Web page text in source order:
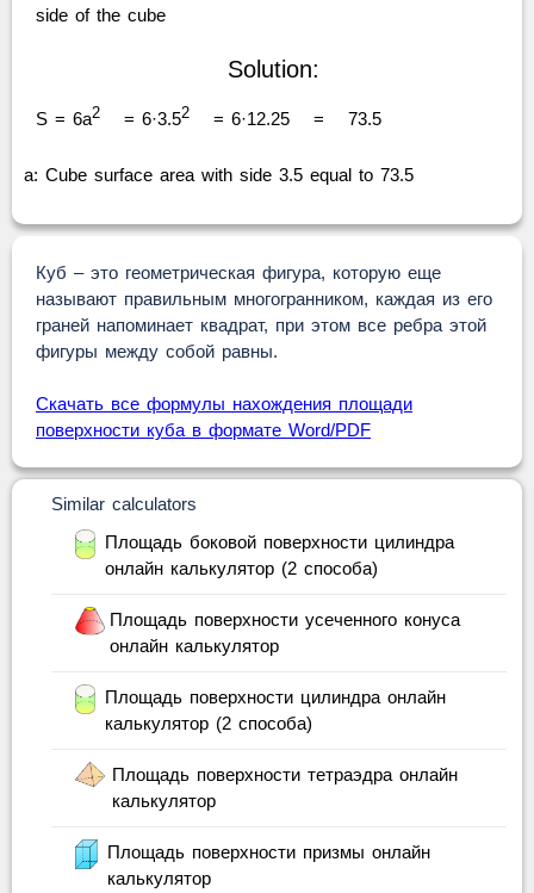
side of the cube
Solution:
S = 6a2 = 6·3.52 = 6·12.25 = 73.5
a: Cube surface area with side 3.5 equal to 73.5
Куб – это геометрическая фигура, которую еще
называют правильным многогранником, каждая из его
граней напоминает квадрат, при этом все ребра этой
фигуры между собой равны.
Скачать все формулы нахождения площади
поверхности куба в формате Word/PDF
Similar calculators
Площадь боковой поверхности цилиндра
онлайн калькулятор (2 способа)
Площадь поверхности усеченного конуса
онлайн калькулятор
Площадь поверхности цилиндра онлайн
калькулятор (2 способа)
Площадь поверхности тетраэдра онлайн
калькулятор
Площадь поверхности призмы онлайн
калькулятор